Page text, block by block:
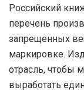
Российский
перечень
запрещенных
маркировке.
отрасль, чтобы
выработать